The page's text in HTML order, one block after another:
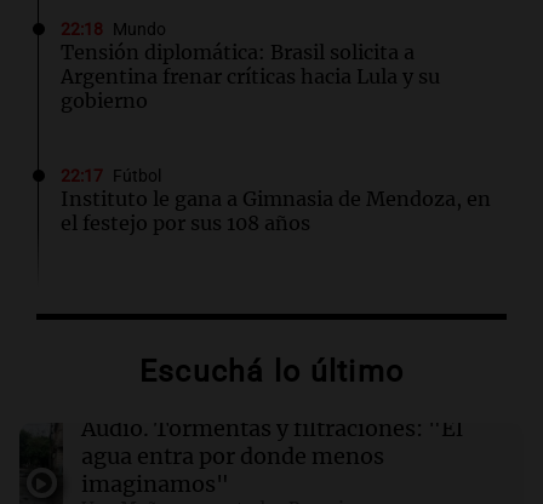
22:18 Mundo
Tensión diplomática: Brasil solicita a
Argentina frenar críticas hacia Lula y su
gobierno
22:17 Fútbol
Instituto le gana a Gimnasia de Mendoza, en
el festejo por sus 108 años
Quiniela turista: conocé los números
22:10 Deportes Rosario
Newell's visita este domingo a Defensa y
Justicia para volver al triunfo
Escuchá lo último
Audio. Tormentas y filtraciones: "El
agua entra por donde menos
imaginamos"